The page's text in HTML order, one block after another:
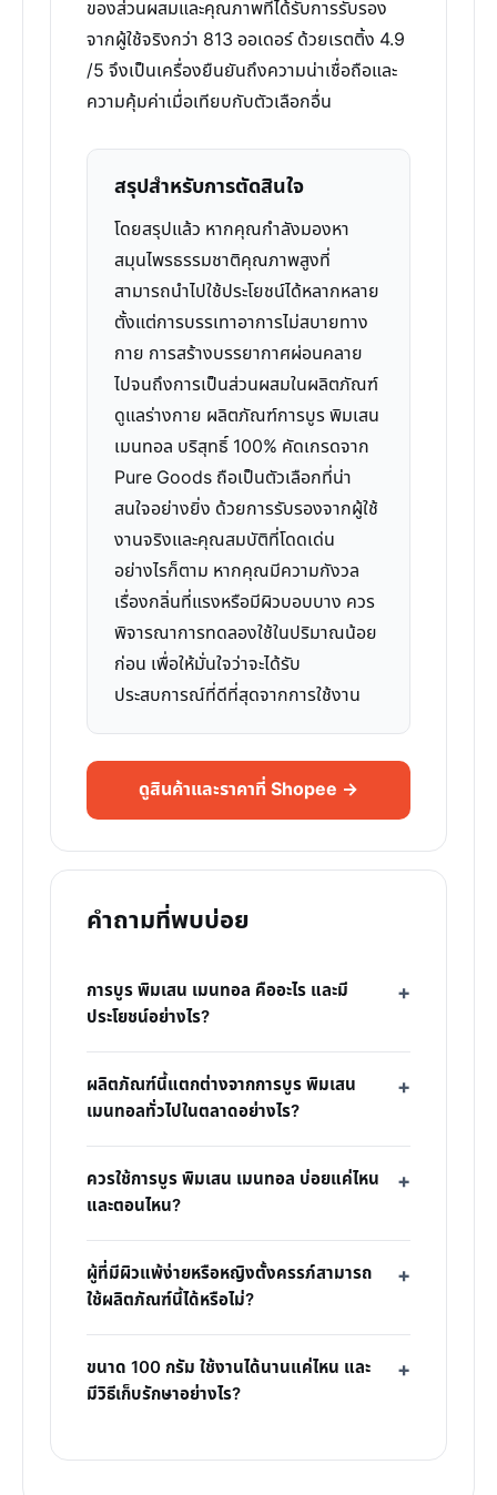
ของส่วนผสมและคุณภาพที่ได้รับการรับรอง
จากผู้ใช้จริงกว่า 813 ออเดอร์ ด้วยเรตติ้ง 4.9
/5 จึงเป็นเครื่องยืนยันถึงความน่าเชื่อถือและ
ความคุ้มค่าเมื่อเทียบกับตัวเลือกอื่น
สรุปสำหรับการตัดสินใจ
โดยสรุปแล้ว หากคุณกำลังมองหา
สมุนไพรธรรมชาติคุณภาพสูงที่
สามารถนำไปใช้ประโยชน์ได้หลากหลาย
ตั้งแต่การบรรเทาอาการไม่สบายทาง
กาย การสร้างบรรยากาศผ่อนคลาย
ไปจนถึงการเป็นส่วนผสมในผลิตภัณฑ์
ดูแลร่างกาย ผลิตภัณฑ์การบูร พิมเสน
เมนทอล บริสุทธิ์ 100% คัดเกรดจาก
Pure Goods ถือเป็นตัวเลือกที่น่า
สนใจอย่างยิ่ง ด้วยการรับรองจากผู้ใช้
งานจริงและคุณสมบัติที่โดดเด่น
อย่างไรก็ตาม หากคุณมีความกังวล
เรื่องกลิ่นที่แรงหรือมีผิวบอบบาง ควร
พิจารณาการทดลองใช้ในปริมาณน้อย
ก่อน เพื่อให้มั่นใจว่าจะได้รับ
ประสบการณ์ที่ดีที่สุดจากการใช้งาน
ดูสินค้าและราคาที่ Shopee →
คำถามที่พบบ่อย
การบูร พิมเสน เมนทอล คืออะไร และมี
ประโยชน์อย่างไร?
ผลิตภัณฑ์นี้แตกต่างจากการบูร พิมเสน
เมนทอลทั่วไปในตลาดอย่างไร?
ควรใช้การบูร พิมเสน เมนทอล บ่อยแค่ไหน
และตอนไหน?
ผู้ที่มีผิวแพ้ง่ายหรือหญิงตั้งครรภ์สามารถ
ใช้ผลิตภัณฑ์นี้ได้หรือไม่?
ขนาด 100 กรัม ใช้งานได้นานแค่ไหน และ
มีวิธีเก็บรักษาอย่างไร?